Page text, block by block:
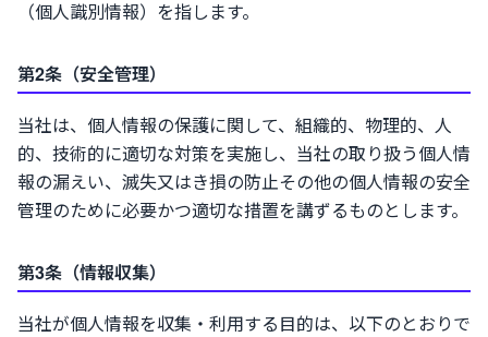
（個人識別情報）を指します。
第2条（安全管理）
当社は、個人情報の保護に関して、組織的、物理的、人
的、技術的に適切な対策を実施し、当社の取り扱う個人情
報の漏えい、滅失又はき損の防止その他の個人情報の安全
管理のために必要かつ適切な措置を講ずるものとします。
第3条（情報収集）
当社が個人情報を収集・利用する目的は、以下のとおりで